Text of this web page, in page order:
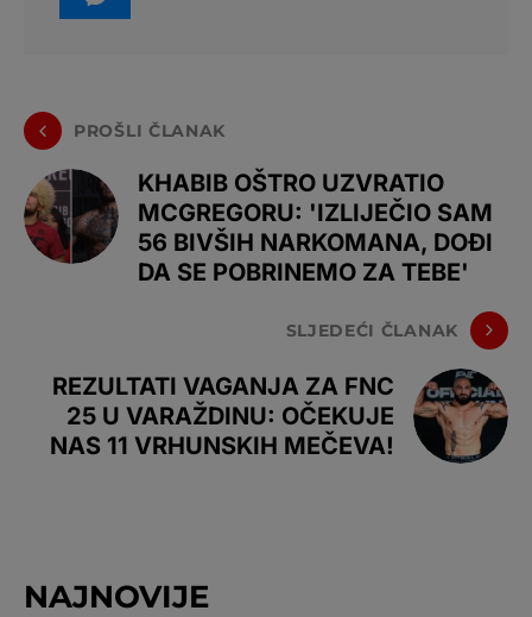
PROŠLI ČLANAK
KHABIB OŠTRO UZVRATIO
MCGREGORU: 'IZLIJEČIO SAM
56 BIVŠIH NARKOMANA, DOĐI
DA SE POBRINEMO ZA TEBE'
SLJEDEĆI ČLANAK
REZULTATI VAGANJA ZA FNC
25 U VARAŽDINU: OČEKUJE
NAS 11 VRHUNSKIH MEČEVA!
NAJNOVIJE